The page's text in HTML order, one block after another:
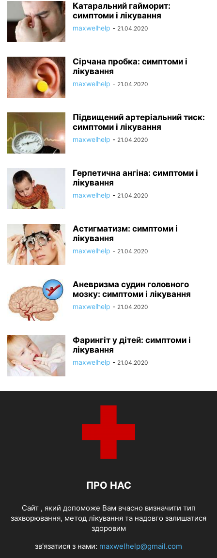
Катаральний гайморит:
симптоми і лікування
maxwelhelp - 21.04.2020
Сірчана пробка: симптоми і
лікування
maxwelhelp - 21.04.2020
Підвищений артеріальний тиск:
симптоми і лікування
maxwelhelp - 21.04.2020
Герпетична ангіна: симптоми і
лікування
maxwelhelp - 21.04.2020
Астигматизм: симптоми і
лікування
maxwelhelp - 21.04.2020
Аневризма судин головного
мозку: симптоми і лікування
maxwelhelp - 21.04.2020
Фарингіт у дітей: симптоми і
лікування
maxwelhelp - 21.04.2020
ПРО НАС
Cайт , який допоможе Вам вчасно визначити тип
захворювання, метод лікування та надовго залишатися
здоровим
зв'язатися з нами: maxwelhelp@gmail.com